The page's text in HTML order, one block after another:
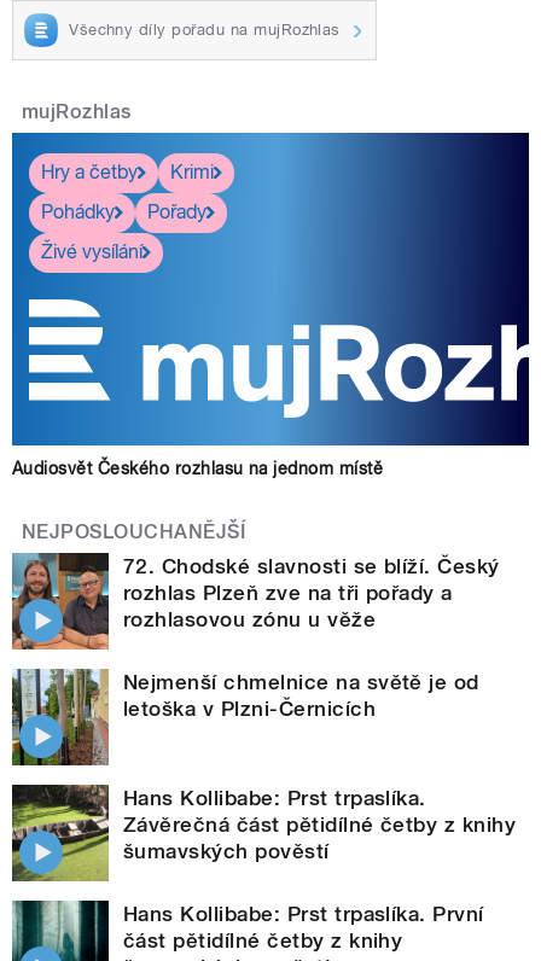
Všechny díly pořadu na mujRozhlas
mujRozhlas
Hry a četby
Krimi
Pohádky
Pořady
Živé vysílání
Audiosvět Českého rozhlasu na jednom místě
NEJPOSLOUCHANĚJŠÍ
72. Chodské slavnosti se blíží. Český
rozhlas Plzeň zve na tři pořady a
rozhlasovou zónu u věže
Nejmenší chmelnice na světě je od
letoška v Plzni-Černicích
Hans Kollibabe: Prst trpaslíka.
Závěrečná část pětidílné četby z knihy
šumavských pověstí
Hans Kollibabe: Prst trpaslíka. První
část pětidílné četby z knihy